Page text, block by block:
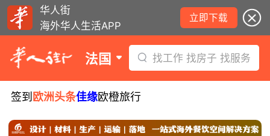
华人街
海外华人生活APP
立即下载
法国 找工作 找房子 找服务
签到 欧洲头条佳缘欧橙旅行